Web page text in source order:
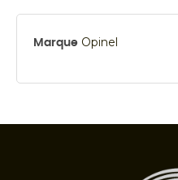
Marque Opinel